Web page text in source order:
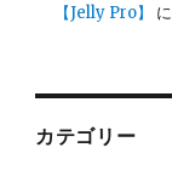
【Jelly Pro】
に
カテゴリー